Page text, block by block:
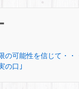
の可能性を信じて・・
の口｣